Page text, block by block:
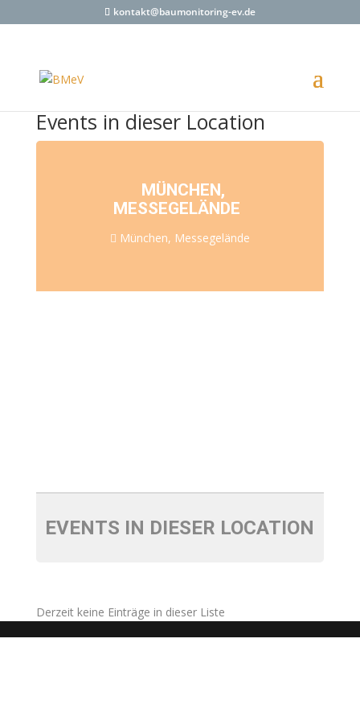
kontakt@baumonitoring-ev.de
Events in dieser Location
MÜNCHEN,
MESSEGELÄNDE
München, Messegelände
EVENTS IN DIESER LOCATION
Derzeit keine Einträge in dieser Liste